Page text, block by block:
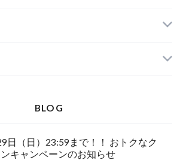
町
國町産
賀町
BLOG
日（日）23:59まで！！ おトクなク
キャンペーンのお知らせ